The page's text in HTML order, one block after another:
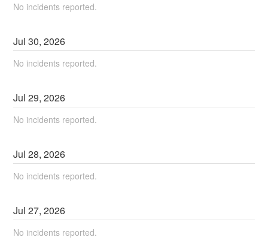
No incidents reported.
Jul30,2026
No incidents reported.
Jul29,2026
No incidents reported.
Jul28,2026
No incidents reported.
Jul27,2026
No incidents reported.